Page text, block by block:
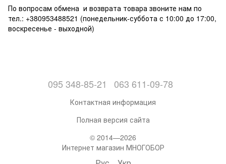
По вопросам обмена и возврата товара звоните нам по
тел.: +380953488521 (понедельник-суббота с 10:00 до 17:00,
воскресенье - выходной)
095 348-85-21 063 611-09-78
Контактная информация
Полная версия сайта
© 2014—2026
Интернет магазин МНОГОБОР